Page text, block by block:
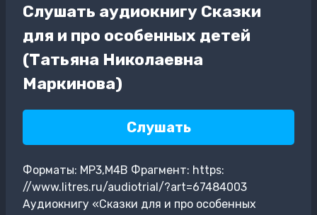
Слушать аудиокнигу Сказки
для и про особенных детей
(Татьяна Николаевна
Маркинова)
Слушать
Форматы: MP3,M4B Фрагмент: https:
//www.litres.ru/audiotrial/?art=67484003
Аудиокнигу «Сказки для и про особенных